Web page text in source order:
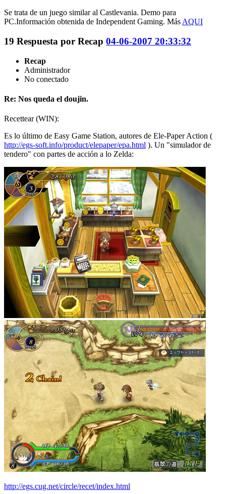
Se trata de un juego similar al Castlevania. Demo para
PC.Información obtenida de Independent Gaming. MásAQUI
19 Respuesta por Recap 04-06-2007 20:33:32
Recap
Administrador
No conectado
Re: Nos queda el doujin.
Recettear (WIN):
Es lo último de Easy Game Station, autores de Ele-Paper Action (
http://egs-soft.info/product/elepaper/epa.html ). Un "simulador de
tendero" con partes de acción a lo Zelda:
http://egs.cug.net/circle/recet/index.html